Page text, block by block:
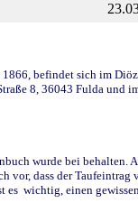
befindet sich im
8, 36043 Fulda und
wurde bei behalten.
vor, dass der
es wichtig, einen